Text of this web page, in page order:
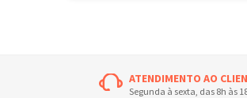
ATENDIMENTO AO
Segunda à sexta, das 8h às